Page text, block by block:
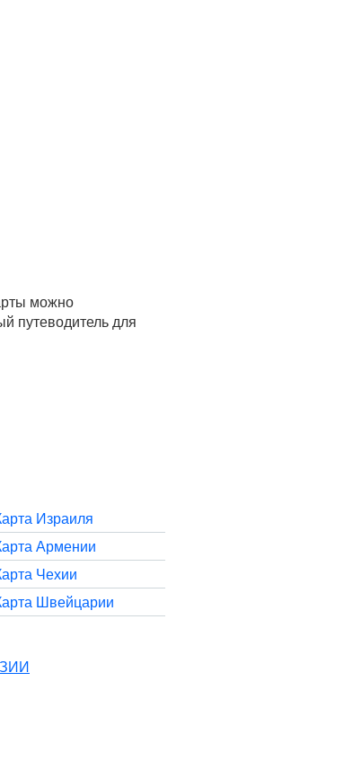
можно
путеводитель для
Израиля
Армении
Чехии
Швейцарии